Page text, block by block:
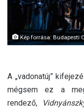
Kép forrása: Budapesti
A „vadonatúj”
mégsem ez a
rendező,